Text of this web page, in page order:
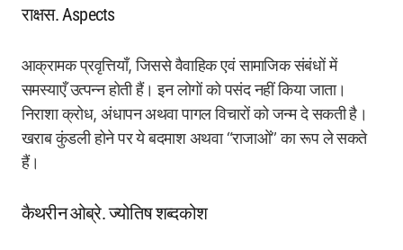
राक्षस. Aspects
आक्रामक प्रवृत्तियाँ, जिससे वैवाहिक एवं सामाजिक संबंधों में
समस्याएँ उत्पन्न होती हैं। इन लोगों को पसंद नहीं किया जाता।
निराशा क्रोध, अंधापन अथवा पागल विचारों को जन्म दे सकती है।
खराब कुंडली होने पर ये बदमाश अथवा “राजाओं” का रूप ले सकते
हैं।
कैथरीन ओब्रे. ज्योतिष शब्दकोश